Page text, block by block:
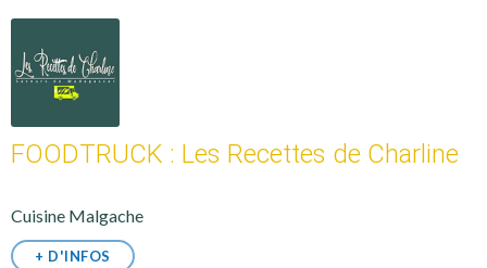
FOODTRUCK : Les Recettes de Charline
Cuisine Malgache
+ D'INFOS